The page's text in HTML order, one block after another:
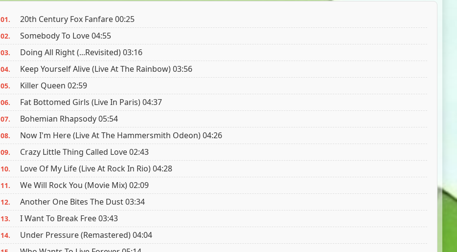
01. 20th Century Fox Fanfare 00:25
02. Somebody To Love 04:55
03. Doing All Right (...Revisited) 03:16
04. Keep Yourself Alive (Live At The Rainbow) 03:56
05. Killer Queen 02:59
06. Fat Bottomed Girls (Live In Paris) 04:37
07. Bohemian Rhapsody 05:54
08. Now I'm Here (Live At The Hammersmith Odeon) 04:26
09. Crazy Little Thing Called Love 02:43
10. Love Of My Life (Live At Rock In Rio) 04:28
11. We Will Rock You (Movie Mix) 02:09
12. Another One Bites The Dust 03:34
13. I Want To Break Free 03:43
14. Under Pressure (Remastered) 04:04